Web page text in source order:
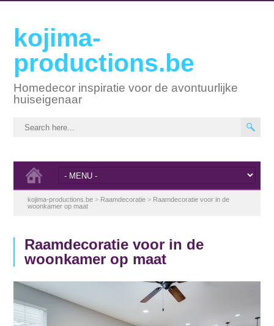
kojima-
productions.be
Homedecor inspiratie voor de avontuurlijke
huiseigenaar
kojima-productions.be > Raamdecoratie > Raamdecoratie voor in de
woonkamer op maat
Raamdecoratie voor in de
woonkamer op maat